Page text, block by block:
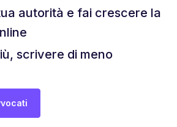
autorità e fai crescere la
scrivere di meno